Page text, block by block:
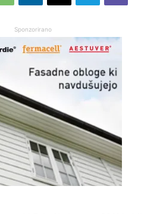
Sponzorirano